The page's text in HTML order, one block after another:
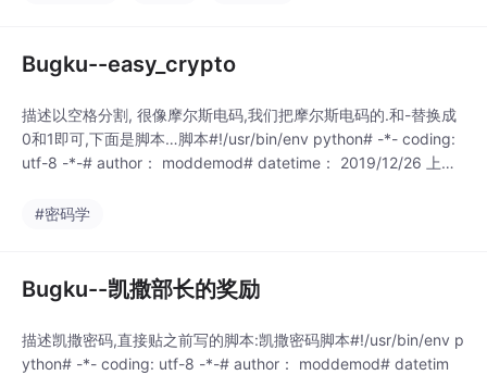
Bugku--easy_crypto
描述以空格分割, 很像摩尔斯电码,我们把摩尔斯电码的.和-替换成
0和1即可,下面是脚本…脚本#!/usr/bin/env python# -*- coding:
utf-8 -*-# author： moddemod# datetime： 2019/12/26 上午1
#密码学
Bugku--凯撒部长的奖励
描述凯撒密码,直接贴之前写的脚本:凯撒密码脚本#!/usr/bin/env p
ython# -*- coding: utf-8 -*-# author： moddemod# datetim